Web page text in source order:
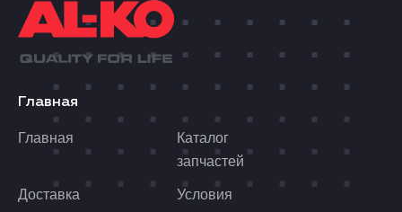
Главная
Главная
Каталог
запчастей
Доставка
Условия